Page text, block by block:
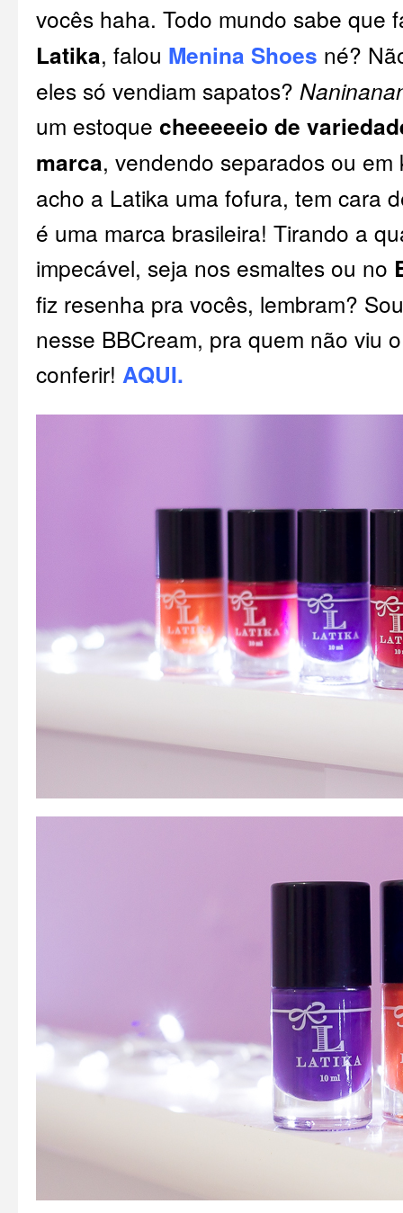
vocês haha. Todo mundo sabe que
Latika, falou Menina Shoes né?
eles só vendiam sapatos?
um estoque cheeeeeio de
marca, vendendo separados ou em
acho a Latika uma fofura, tem cara
é uma marca brasileira! Tirando a
impecável, seja nos esmaltes ou no
fiz resenha pra vocês, lembram?
nesse BBCream, pra quem não viu
conferir! AQUI.